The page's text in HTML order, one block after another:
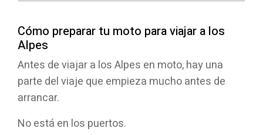
Cómo preparar tu moto para viajar a los
Alpes
Antes de viajar a los Alpes en moto, hay una
parte del viaje que empieza mucho antes de
arrancar.
No está en los puertos.